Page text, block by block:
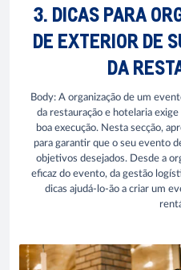
3. DICAS PARA
DE EXTERIOR DE
DA
Body: A organização de um
da restauração e hotelaria
boa execução. Nesta secção,
para garantir que o seu evento
objetivos desejados. Desde a
eficaz do evento, da gestão
dicas ajudá-lo-ão a criar um